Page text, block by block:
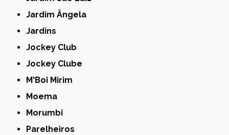
Jardim Ângela
Jardins
Jockey Club
Jockey Clube
M'Boi Mirim
Moema
Morumbi
Parelheiros